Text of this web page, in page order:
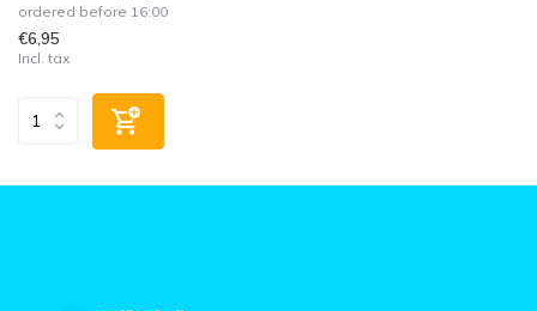
ordered before 16:00
€6,95
Incl. tax